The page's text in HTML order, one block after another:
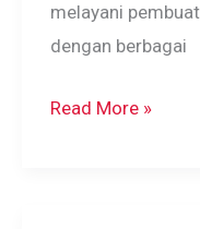
melayani
dengan berbagai
Harga
Read More »